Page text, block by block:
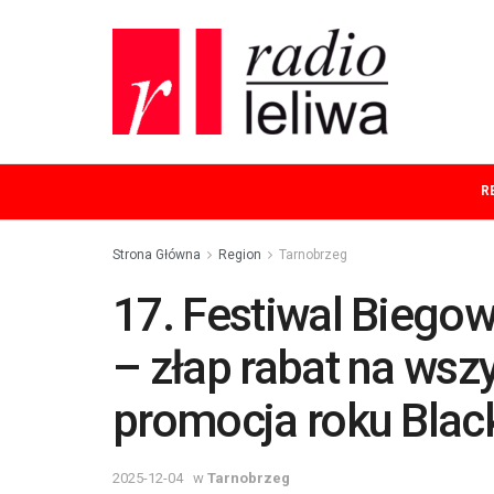
Strona Główna Region Tarnobrzeg
17. Festiwal
– złap rabat na
promocja roku
2025-12-04 w Tarnobrzeg